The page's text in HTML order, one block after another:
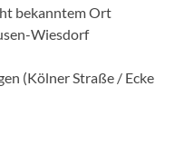
bekanntem Ort
Wiesdorf
(Kölner Straße / Ecke